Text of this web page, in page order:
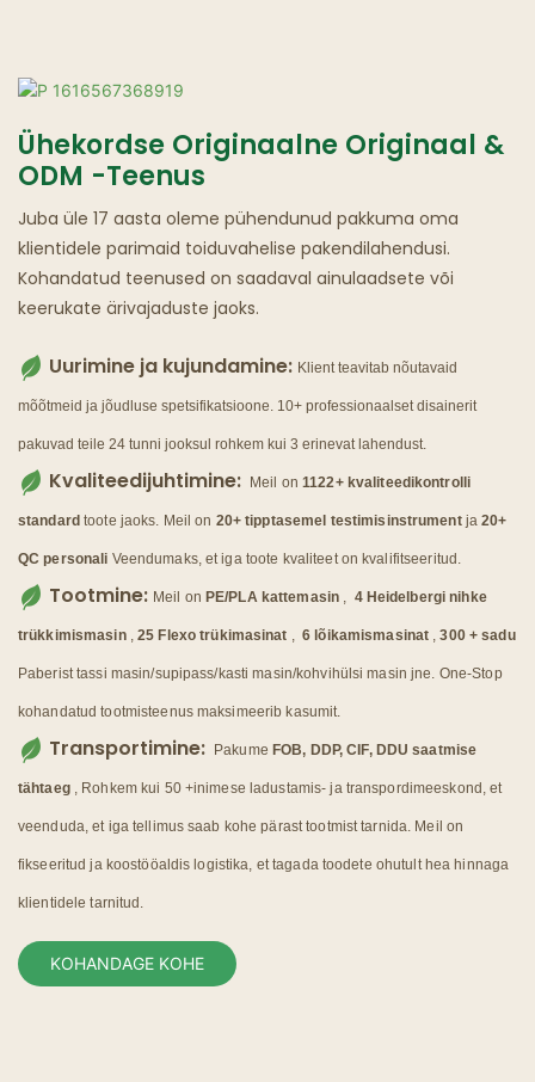
Ühekordse Originaalne Originaal &
ODM -teenus
Juba üle 17 aasta oleme pühendunud pakkuma oma
klientidele parimaid toiduvahelise pakendilahendusi.
Kohandatud teenused on saadaval ainulaadsete või
keerukate ärivajaduste jaoks.
Uurimine ja kujundamine: Klient teavitab nõutavaid
mõõtmeid ja jõudluse spetsifikatsioone. 10+ professionaalset disainerit
pakuvad teile 24 tunni jooksul rohkem kui 3 erinevat lahendust.
Kvaliteedijuhtimine: Meil on1122+ kvaliteedikontrolli
standardtoote jaoks. Meil on 20+ tipptasemel testimisinstrument ja20+
QC personali Veendumaks, et iga toote kvaliteet on kvalifitseeritud.
Tootmine: Meil on PE/PLA kattemasin , 4 Heidelbergi nihke
trükkimismasin ,25 Flexo trükimasinat , 6 lõikamismasinat ,300 + sadu
Paberist tassi masin/supipass/kasti masin/kohvihülsi masin jne. One-Stop
kohandatud tootmisteenus maksimeerib kasumit.
Transportimine: Pakume FOB, DDP, CIF, DDU saatmise
tähtaeg , Rohkem kui 50 +inimese ladustamis- ja transpordimeeskond, et
veenduda, et iga tellimus saab kohe pärast tootmist tarnida. Meil ​​on
fikseeritud ja koostööaldis logistika, et tagada toodete ohutult hea hinnaga
klientidele tarnitud.
KOHANDAGE KOHE